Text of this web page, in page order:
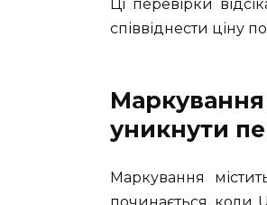
Ці перевірки
співвіднести ціну
уникнути
Маркування